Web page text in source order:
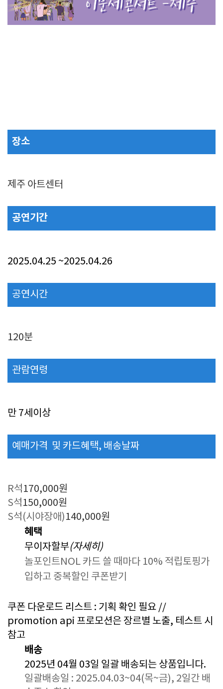
장소
제주 아트센터
공연기간
2025.04.25 ~2025.04.26
공연시간
120분
관람연령
만 7세이상
예매가격 및 카드혜택, 배송날짜
R석170,000원
S석150,000원
S석(시야장애)140,000원
혜택
무이자할부(자세히)
놀포인트NOL 카드 쓸 때마다 10% 적립토핑가
입하고 중복할인 쿠폰받기
쿠폰 다운로드 리스트 : 기획 확인 필요 //
promotion api 프로모션은 장르별 노출, 테스트 시
참고
배송
2025년 04월 03일 일괄 배송되는 상품입니다.
일괄배송일 : 2025.04.03~04(목~금), 2일간 배